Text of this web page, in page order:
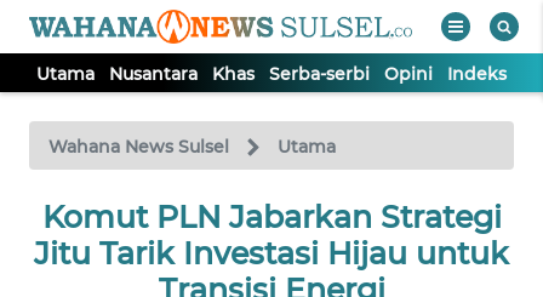
Utama Nusantara Khas Serba-serbi Opini Indeks
Wahana News Sulsel Utama
Komut PLN Jabarkan Strategi
Jitu Tarik Investasi Hijau untuk
Transisi Energi
TV
Tutup
UTAMA